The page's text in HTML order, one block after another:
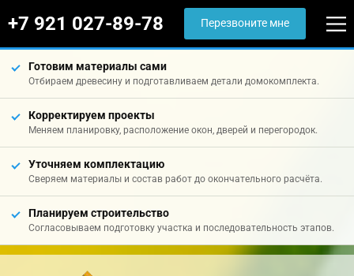
+7 921 027-89-78 Перезвоните мне
Готовим материалы сами
Отбираем древесину и подготавливаем детали домокомплекта.
Корректируем проекты
Меняем планировку, расположение окон, дверей и перегородок.
Уточняем комплектацию
Сверяем материалы и состав работ до окончательного расчёта.
Планируем строительство
Согласовываем подготовку участка и последовательность этапов.